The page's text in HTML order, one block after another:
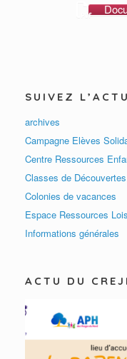
SUIVEZ
archives
Campagne Elèves
Centre Ressources
Classes de Découvertes
Colonies de vacances
Espace Ressources
Informations générales
ACTU DU